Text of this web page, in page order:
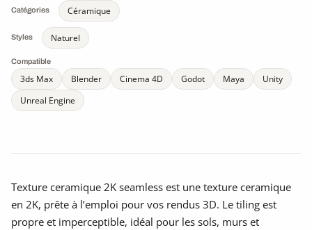
Catégories Céramique
Styles Naturel
Compatible
3ds Max Blender Cinema 4D Godot Maya
Unity
Unreal Engine
Texture ceramique 2K seamless est une texture ceramique
en 2K, prête à l’emploi pour vos rendus 3D. Le tiling est
propre et imperceptible, idéal pour les sols, murs et